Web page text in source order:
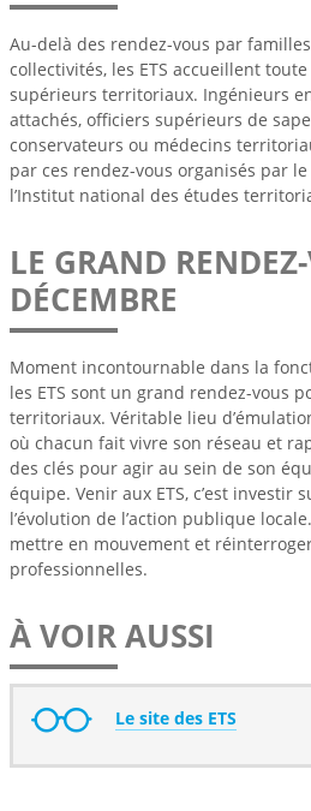
Au-delà des rendez-vous par
collectivités, les ETS accueillent
supérieurs territoriaux. Ingénieurs
attachés, officiers supérieurs de
conservateurs ou médecins
par ces rendez-vous organisés par
l’Institut national des études
LE GRAND
DÉCEMBRE
Moment incontournable dans la
les ETS sont un grand rendez-vous
territoriaux. Véritable lieu
où chacun fait vivre son réseau et
des clés pour agir au sein de son
équipe. Venir aux ETS, c’est investir
l’évolution de l’action publique
mettre en mouvement et
professionnelles.
À VOIR AUSSI
Le site des ETS